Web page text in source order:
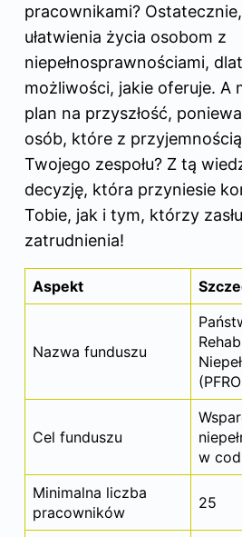
pracownikami?
ułatwienia życia osobom z
niepełnosprawnościami,
możliwości, jakie oferuje. A
plan na przyszłość,
osób, które z
Twojego zespołu? Z tą
decyzję, która przyniesie
Tobie, jak i tym, którzy
zatrudnienia!
Aspekt
Nazwa funduszu
Cel funduszu
w
Minimalna liczba
pracowników
25